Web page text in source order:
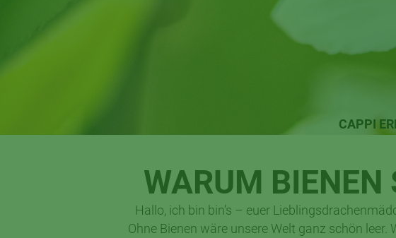
CAPPI
WARUM BIENEN
Hallo, ich bin bin’s – euer
Ohne Bienen wäre unsere Welt ganz schön